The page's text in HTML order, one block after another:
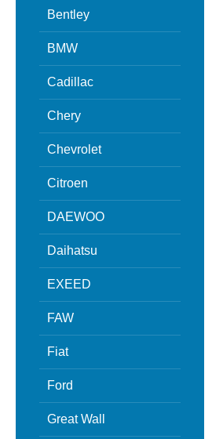
Bentley
BMW
Cadillac
Chery
Chevrolet
Citroen
DAEWOO
Daihatsu
EXEED
FAW
Fiat
Ford
Great Wall